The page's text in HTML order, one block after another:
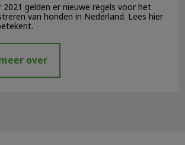
2021 gelden er nieuwe regels voor het
van honden in Nederland. Lees hier
over